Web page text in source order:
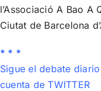
l’Associació A Bao A
Ciutat de Barcelona
* * *
Sigue el debate
cuenta de TWITTER